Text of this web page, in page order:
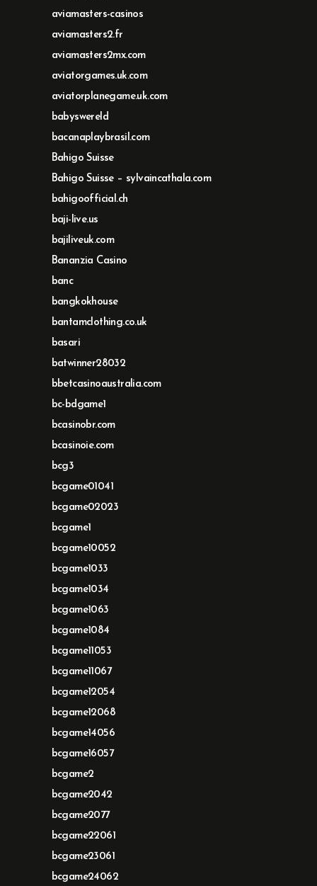
aviamasters-casinos
aviamasters2.fr
aviamasters2mx.com
aviatorgames.uk.com
aviatorplanegame.uk.com
babyswereld
bacanaplaybrasil.com
Bahigo Suisse
Bahigo Suisse – sylvaincathala.com
bahigoofficial.ch
baji-live.us
bajiliveuk.com
Bananzia Casino
banc
bangkokhouse
bantamclothing.co.uk
basari
batwinner28032
bbetcasinoaustralia.com
bc-bdgame1
bcasinobr.com
bcasinoie.com
bcg3
bcgame01041
bcgame02023
bcgame1
bcgame10052
bcgame1033
bcgame1034
bcgame1063
bcgame1084
bcgame11053
bcgame11067
bcgame12054
bcgame12068
bcgame14056
bcgame16057
bcgame2
bcgame2042
bcgame2077
bcgame22061
bcgame23061
bcgame24062